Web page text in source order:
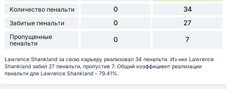
Количество пенальти 0 34
Забитые пенальти 0 27
Пропущенные
пенальти
0 7
Lawrence Shankland за свою карьеру реализовал 34 пенальти. Из них Lawrence
Shankland забил 27 пенальти, пропустив 7. Общий коэффициент реализации
пенальти для Lawrence Shankland – 79.41%.